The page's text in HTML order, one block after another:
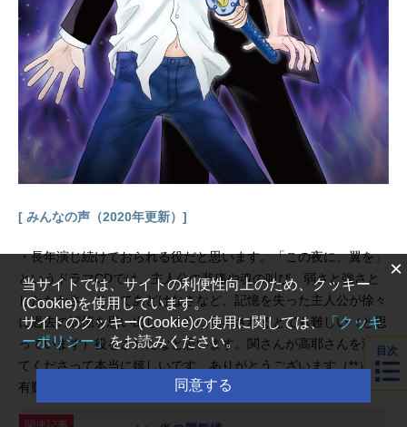
[ みんなの声（2020年更新）]
・長年演じ続けておられる役だと思います。「この夜に、翼を」
というドラマCDでは、主人公の悲痛や魂の叫び、弱さと強さと
したたかさ、そしてあどけなさなど、記憶を失った主人公が徐々
に過去の記憶を思い出し、それに翻弄されるとても難しい（と思
っています）役をされたなと思います。関さんが高耶さんを演じ
てくださって本当に嬉しいです。ありがとうございます（**）。
有難うございます。（40代・女性）
目次
×
当サイトでは、サイトの利便性向上のため、クッキー
(Cookie)を使用しています。
サイトのクッキー(Cookie)の使用に関しては、 「クッキ
ーポリシー」 をお読みください。
同意する